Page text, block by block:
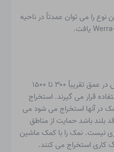
نوع را می توان عمدتاً در ناحیه
رسوبات نمک ایجاد شده در این روش در عمق تقریباً ۳۰۰ تا ۱۵۰۰
قرار می گیرند.استخراج
در آنها استخراج می شود می
قد بلند باشد حمایت از مناطق
نیست. نمک را با کمک ماشین
کاری استخراج می کنند.